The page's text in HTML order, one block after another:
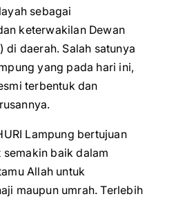
sebagai
keterwakilan Dewan
di daerah. Salah satunya
yang pada hari ini,
terbentuk dan
Lampung bertujuan
semakin baik dalam
Allah untuk
maupun umrah. Terlebih